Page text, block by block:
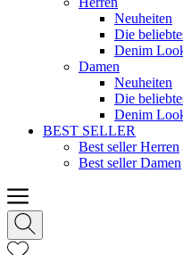
Neuheiten
Die
Denim
Damen
Neuheiten
Die
Denim
BEST SELLER
Best seller Herren
Best seller Damen